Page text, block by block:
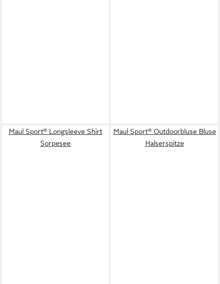
Maul Sport® Longsleeve Shirt
Sorpesee
Maul Sport® Outdoorbluse Bluse
Halserspitze